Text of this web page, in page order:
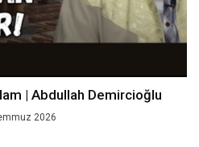
| Abdullah Demircioğlu
2026